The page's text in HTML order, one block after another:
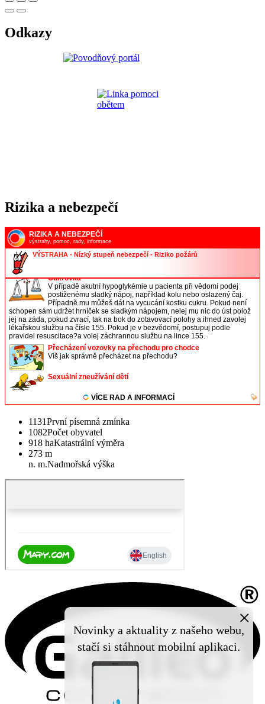
Novinky a aktuality z našeho webu,
stačí si stáhnout mobilní aplikaci.
×
Odkazy
Rizika a nebezpečí
1131První písemná zmínka
1082Počet obyvatel
918 haKatastrální výměra
273 m
n. m.Nadmořská výška